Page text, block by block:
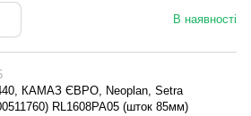
В наявності
КАМАЗ ЄВРО, Neoplan, Setra
RL1608PA05 (шток 85мм)